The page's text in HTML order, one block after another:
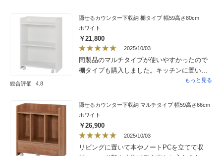
そもこちらはデザイン重視のインテリアでは
ないからこればかりは仕方ないですが、商品
の趣旨の通りカウンター下とかうちみたいに
ダイニングテーブル脇にはめるようにする等
普段少し隠すように使うのがベストで、壁や
ソファのサイドテーブルとして使おうとする
と少し目立って安見えするかも。ちなみに仕
てもう一つ欲しくて、ダイニングテーブルの
片側だけでなく両端に置いておこうと思い、
今度はダイニングテーブルの奥側に置くのに
背丈と幅のあるタイプも追加で購入しまし
た。作業領域が広がりそうで楽しみにしてい
も便利です。
総合評価 4.8
隠せるカウンター下収納 棚タイプ 幅59高さ80cm
ホワイト
￥21,800
2025/10/03
同製品のマルチタイプが使いやすかったので
棚タイプも購入しました。キッチンに置いて
もっと見る
隠せるカウンター下収納 マルチタイプ 幅59高さ66cm
ホワイト
￥26,900
2025/10/03
リビングに置いて本やノートPCを立てて収